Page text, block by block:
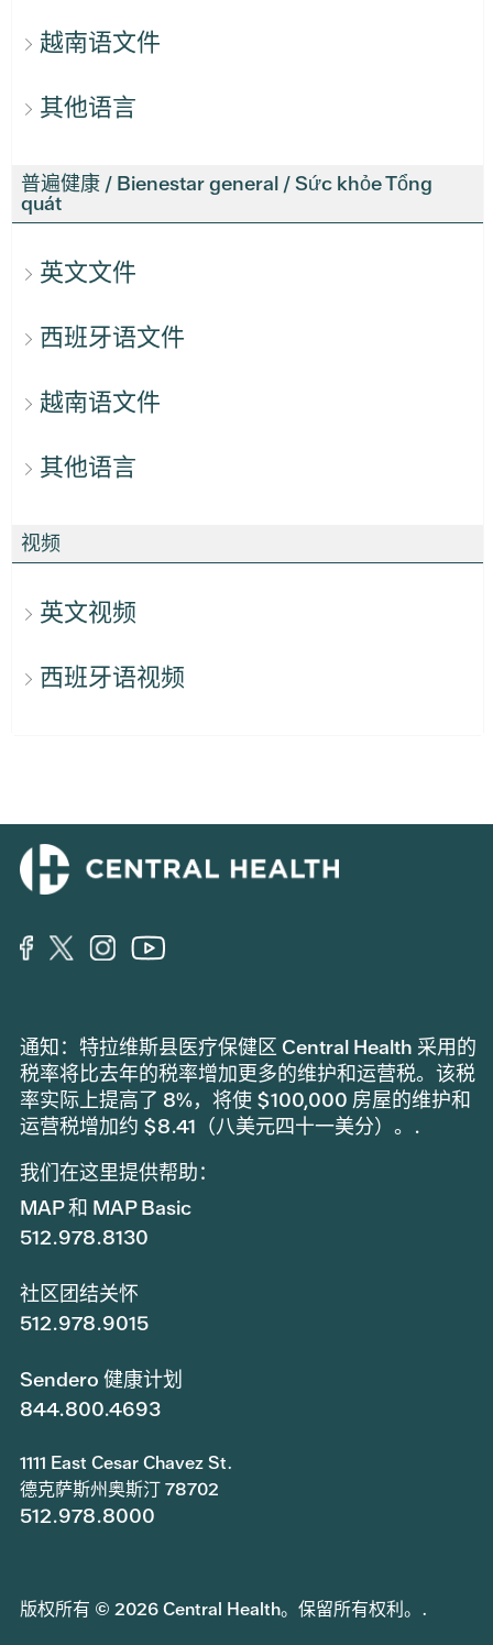
越南语文件
其他语言
普遍健康 / Bienestar general / Sức khỏe Tổng
quát
英文文件
西班牙语文件
越南语文件
其他语言
视频
英文视频
西班牙语视频
通知：特拉维斯县医疗保健区 Central Health 采用的
税率将比去年的税率增加更多的维护和运营税。该税
率实际上提高了 8%，将使 $100,000 房屋的维护和
运营税增加约 $8.41（八美元四十一美分）。.
我们在这里提供帮助：
MAP 和 MAP Basic
512.978.8130
社区团结关怀
512.978.9015
Sendero 健康计划
844.800.4693
1111 East Cesar Chavez St.
德克萨斯州奥斯汀 78702
512.978.8000
版权所有 © 2026 Central Health。保留所有权利。.